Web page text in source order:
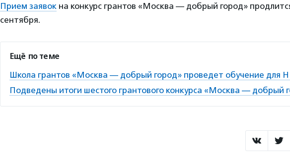
Прием заявок на конкурс грантов «Москва — добрый город»
сентября.
Ещё по теме
Школа грантов «Москва — добрый город» проведет обучение для
Подведены итоги шестого грантового конкурса «Москва — добрый